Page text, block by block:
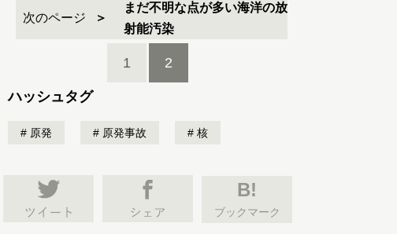
次のページ
まだ不明な点が多い海洋の放
射能汚染
1 2
ハッシュタグ
原発 原発事故 核
B!
ブックマーク